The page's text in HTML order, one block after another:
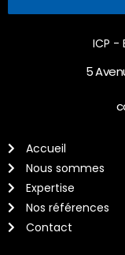
ICP -
5
Accueil
Nous sommes
Expertise
Nos références
Contact